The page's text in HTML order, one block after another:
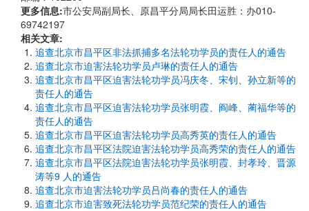
更多信息:市公安局副局长、原昌平分局局长田运胜：办010-
69742197
相关文章:
追查北京市昌平区非法抓捕多名法轮功学员的责任人的通告
追查北京市迫害法轮功学员卢琳的责任人的通告
追查北京市昌平区迫害法轮功学员冯庆冬、宋钊、孙立新等的
责任人的通告
追查北京市昌平区迫害法轮功学员张明霞、阎峰、蔺福华等的
责任人的通告
追查北京市昌平区迫害法轮功学员高秀英的责任人的通告
追查北京市昌平区法院迫害法轮功学员高秀荣的责任人的通告
追查北京市昌平区法院迫害法轮功学员张明霞、封孝玲、晋源
涛等9 人的通告
追查北京市迫害法轮功学员吕尚春的责任人的通告
追查北京市迫害致死法轮功学员范纪荣的责任人的通告